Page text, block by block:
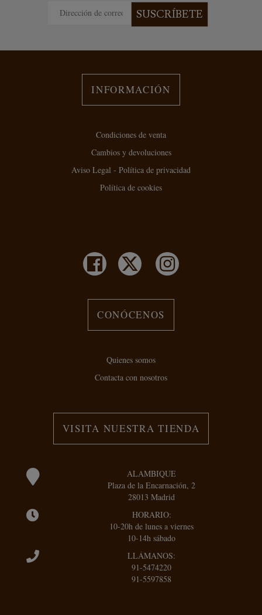
SUSCRÍBETE
INFORMACIÓN
Condiciones de venta
Cambios y devoluciones
Aviso Legal - Política de privacidad
Política de cookies
CONÓCENOS
Quienes somos
Contacta con nosotros
VISITA NUESTRA TIENDA
ALAMBIQUE
Plaza de la Encarnación, 2
28013 Madrid
HORARIO:
10-20h de lunes a viernes
10-14h sábado
LLÁMANOS:
91-5474220
91-5597858